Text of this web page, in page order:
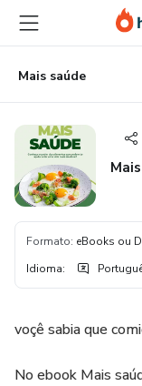
para
conteúdo
principal
para
pagamento
para
rodapé
Mais saúde
Formato: eBooks ou
Idioma:
voçê sabia que
No ebook Mais